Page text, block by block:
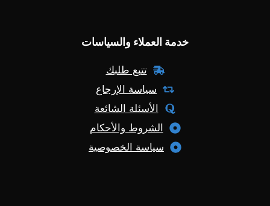
خدمة العملاء والسياسات
تتبع طلبك
سياسة الإرجاع
الأسئلة الشائعة
الشروط والأحكام
سياسة الخصوصية